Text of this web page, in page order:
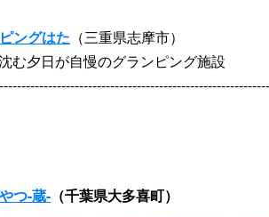
ングはた （三重県志摩市）
む夕日が自慢のグランピング施設
つ-蔵- （千葉県大多喜町）